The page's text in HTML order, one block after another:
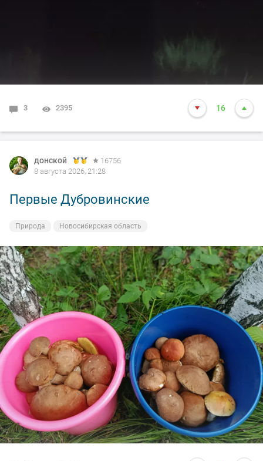
3 2395 16
донской
16756
8 августа 2026, 21:28
Первые Дубровинские
Природа Новосибирская область